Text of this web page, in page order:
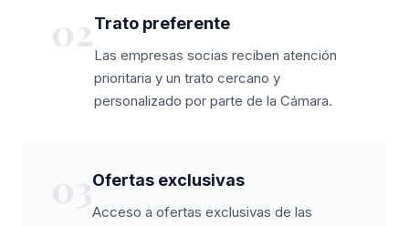
02Trato preferente
Las empresas socias reciben atención
prioritaria y un trato cercano y
personalizado por parte de la Cámara.
Ofertas exclusivas
Acceso a ofertas exclusivas de las